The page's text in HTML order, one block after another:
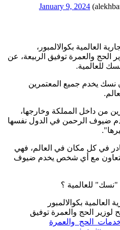
January 9, 2024
العالمية بكوالالمبور،
الحج والعمرة توفيق الربيعة، عن
للعالمية.
نسك يخدم جميع المعتمرين
من داخل المملكة وخارجها،
ضيوف الرحمن في الدول نفسها
في كل مكان في العالم، فهي
مع أي شخص يخدم ضيوف
للعالمية ؟
بكوالالمبور
لوزير الحج والعمرة توفيق